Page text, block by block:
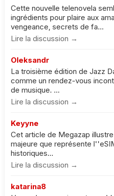
Cette nouvelle telenovela
ingrédients pour plaire aux
vengeance, secrets de fa...
Lire la discussion →
Oleksandr
La troisième édition de Jazz
comme un rendez-vous
de musique. ...
Lire la discussion →
Keyyne
Cet article de Megazap
majeure que représente
historiques...
Lire la discussion →
katarina8